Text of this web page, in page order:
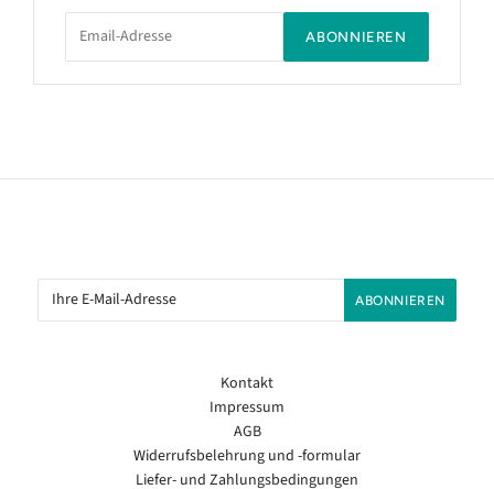
ABONNIEREN
Kontakt
Impressum
AGB
Widerrufsbelehrung und -formular
Liefer- und Zahlungsbedingungen